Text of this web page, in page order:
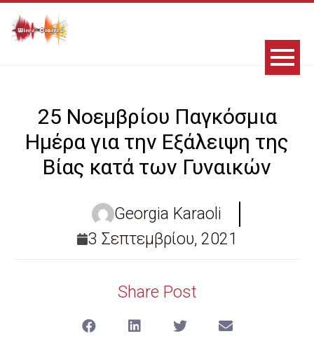
25 Νοεμβρίου Παγκόσμια
Ημέρα για την Εξάλειψη της
Βίας κατά των Γυναικών
Georgia Karaoli
3 Σεπτεμβρίου, 2021
Share Post